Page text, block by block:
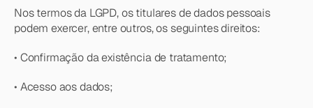
Nos termos da LGPD, os titulares de dados pessoais
podem exercer, entre outros, os seguintes direitos:
• Confirmação da existência de tratamento;
• Acesso aos dados;